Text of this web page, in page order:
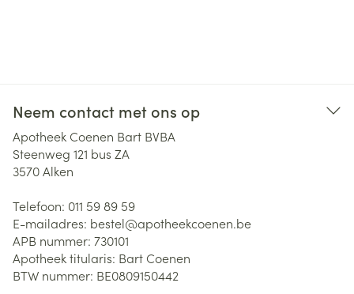
Neem contact met ons op
Apotheek Coenen Bart BVBA
Steenweg 121 bus ZA
3570Alken
Telefoon: 011 59 89 59
E-mailadres: bestel@apotheekcoenen.be
APB nummer: 730101
Apotheek titularis: Bart Coenen
BTW nummer: BE0809150442